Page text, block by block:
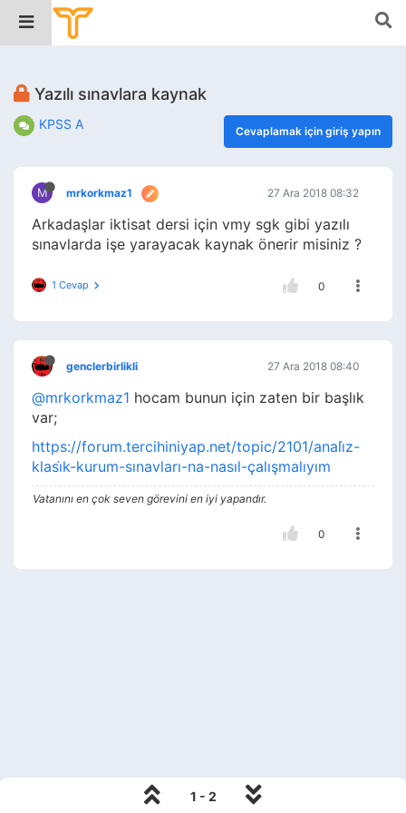
Yazılı sınavlara kaynak
KPSS A Cevaplamak için giriş yapın
M mrkorkmaz1 27 Ara 2018 08:32
Arkadaşlar iktisat dersi için vmy sgk gibi yazılı
sınavlarda işe yarayacak kaynak önerir misiniz ?
1 Cevap 0
genclerbirlikli 27 Ara 2018 08:40
@mrkorkmaz1 hocam bunun için zaten bir başlık
var;
https://forum.tercihiniyap.net/topic/2101/anali̇z-
klasi̇k-kurum-sınavları-na-nasıl-çalışmalıyım
Vatanını en çok seven görevini en iyi yapandır.
0
1 - 2